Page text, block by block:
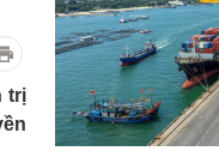
nghiệp
tin doanh nghiệp
nghiệp 24h
trị